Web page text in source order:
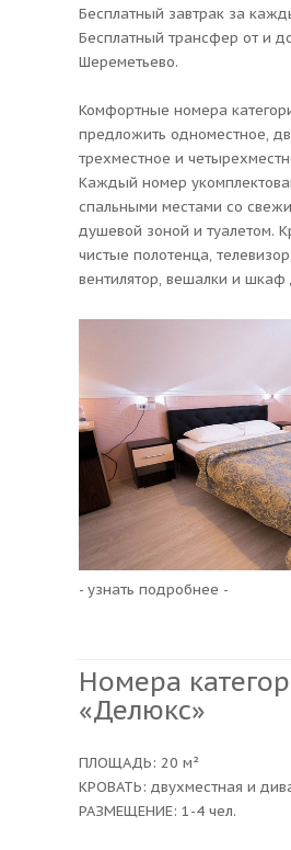
Бесплатный завтрак за
Бесплатный трансфер от и
Шереметьево.
Комфортные номера
предложить одноместное,
трехместное и
Каждый номер
спальными местами со
душевой зоной и туалетом.
чистые полотенца,
вентилятор, вешалки и
- узнать подробнее -
Номера
«Делюкс»
ПЛОЩАДЬ: 20 м²
КРОВАТЬ: двухместная и
РАЗМЕЩЕНИЕ: 1-4 чел.